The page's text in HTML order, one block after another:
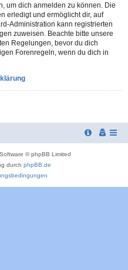
um dich anmelden zu können. Die
erledigt und ermöglicht dir, auf
Administration kann registrierten
zuweisen. Beachte bitte unsere
Regelungen, bevor du dich
Forenregeln, wenn du dich in
© phpBB Limited
durch phpBB.de